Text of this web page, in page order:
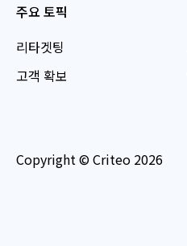
주요 토픽
리타겟팅
고객 확보
Copyright © Criteo 2026